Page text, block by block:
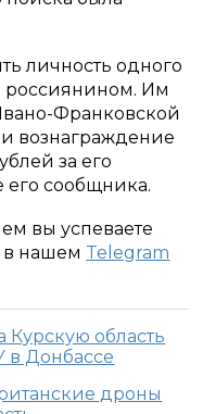
личность одного
россиянином. Им
Франковской
вознаграждение
за его
сообщника.
вы успеваете
в нашем Telegram
Курскую область
в Донбассе
дроны